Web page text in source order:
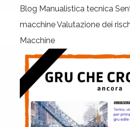
Blog Manualistica tecnica
macchineValutazione dei
Macchine